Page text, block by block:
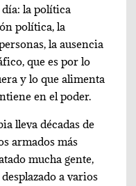
la política
política, la
la ausencia
que es por lo
y lo que alimenta
en el poder.
lleva décadas de
armados más
mucha gente,
a varios